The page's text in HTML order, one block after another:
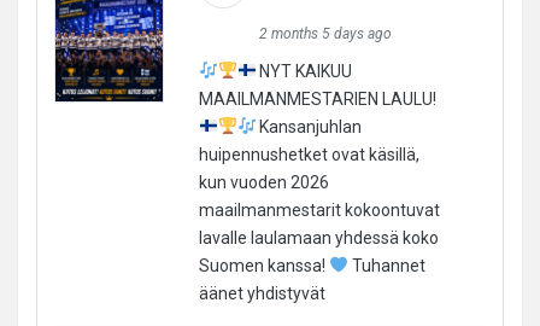
2 months 5 days ago
NYT KAIKUU
MAAILMANMESTARIEN LAULU!
Kansanjuhlan
huipennushetket ovat käsillä,
kun vuoden 2026
maailmanmestarit kokoontuvat
lavalle laulamaan yhdessä koko
Suomen kanssa!
Tuhannet
äänet yhdistyvät